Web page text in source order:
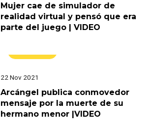
Mujer cae de simulador de
realidad virtual y pensó que era
parte del juego | VIDEO
22 Nov 2021
Arcángel publica conmovedor
mensaje por la muerte de su
hermano menor |VIDEO